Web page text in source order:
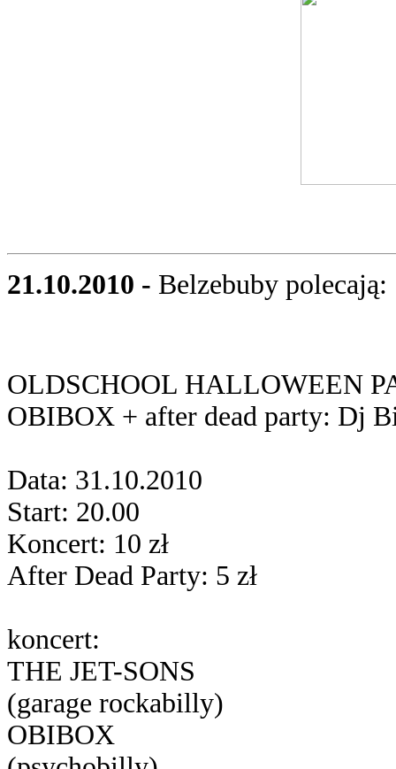
21.10.2010 - Belzebuby polecają:
OLDSCHOOL HALLOWEEN
OBIBOX + after dead party: Dj
Data: 31.10.2010
Start: 20.00
Koncert: 10 zł
After Dead Party: 5 zł
koncert:
THE JET-SONS
(garage rockabilly)
OBIBOX